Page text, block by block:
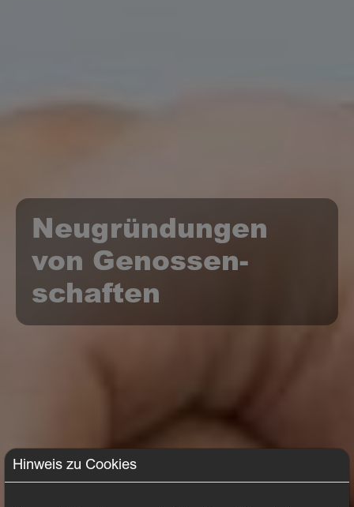
Neugründungen
von Genossen­
schaften
Hinweis zu Cookies